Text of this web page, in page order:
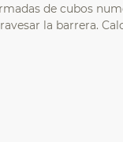
de cubos
la barrera.